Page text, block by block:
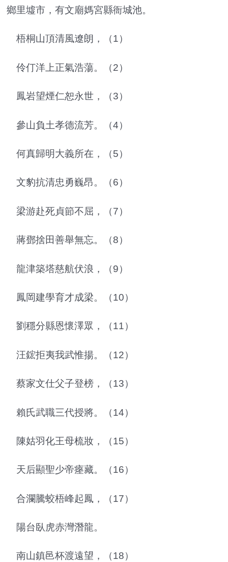
鄉里墟市，有文廟媽宮縣衙城池。
梧桐山頂清風遼朗，（1）
伶仃洋上正氣浩蕩。（2）
鳳岩望煙仁恕永世，（3）
參山負土孝德流芳。（4）
何真歸明大義所在，（5）
文豹抗清忠勇巍昂。（6）
梁游赴死貞節不屈，（7）
蔣鄧捨田善舉無忘。（8）
龍津築塔慈航伏浪，（9）
鳳岡建學育才成梁。（10）
劉穩分縣恩懷澤眾，（11）
汪鋐拒夷我武惟揚。（12）
蔡家文仕父子登榜，（13）
賴氏武職三代授將。（14）
陳姑羽化王母梳妝，（15）
天后顯聖少帝瘞藏。（16）
合瀾騰蛟梧峰起鳳，（17）
陽台臥虎赤灣潛龍。
南山鎮邑杯渡遠望，（18）